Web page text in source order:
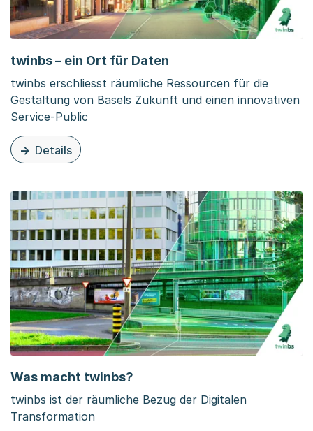
twinbs – ein Ort für Daten
twinbs erschliesst räumliche Ressourcen für die
Gestaltung von Basels Zukunft und einen innovativen
Service-Public
Details
zu dieser Seite: twinbs – ein Ort für Daten
Was macht twinbs?
twinbs ist der räumliche Bezug der Digitalen
Transformation